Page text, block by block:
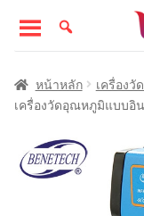
to
navigation
to
content
หน้าแรก
หน้าหลัก เครื่อง
เครื่องวัดอุณหภูมิแบบอิ